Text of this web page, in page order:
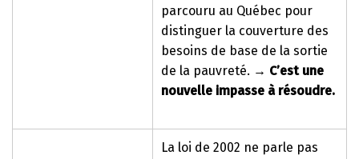
parcouru au Québec pour
distinguer la couverture des
besoins de base de la sortie
de la pauvreté. → C’est une
nouvelle impasse à résoudre.
La loi de 2002 ne parle pas